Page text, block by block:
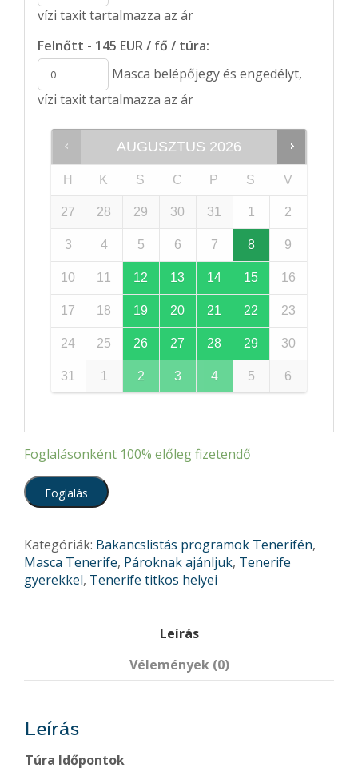
vízi taxit tartalmazza az ár
Felnőtt - 145 EUR / fő / túra:
Masca belépőjegy és engedélyt,
vízi taxit tartalmazza az ár
AUGUSZTUS 2026
H K S C P S V
27 28 29 30 31 1 2
3 4 5 6 7 8 9
10 11 12 13 14 15 16
17 18 19 20 21 22 23
24 25 26 27 28 29 30
31 1 2 3 4 5 6
Foglalásonként 100% előleg fizetendő
Foglalás
Kategóriák: Bakancslistás programok Tenerifén,
Masca Tenerife, Pároknak ajánljuk, Tenerife
gyerekkel, Tenerife titkos helyei
Leírás
Vélemények (0)
Leírás
Túra Időpontok